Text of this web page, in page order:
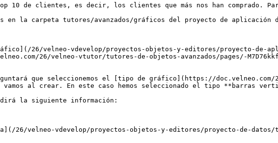
10 de clientes, es decir, los clientes que más nos han comprado.
en la carpeta tutores/avanzados/gráficos del proyecto de aplicación
26/velneo-vdevelop/proyectos-objetos-y-editores/proyecto-de-
26/velneo-vtutor/tutores-de-objetos-avanzados/pages/-
que seleccionemos el [tipo de gráfico](https://doc.velneo.com/
vamos al crear. En este caso hemos seleccionado el tipo **barras
la siguiente información:
26/velneo-vdevelop/proyectos-objetos-y-editores/proyecto-de-datos/